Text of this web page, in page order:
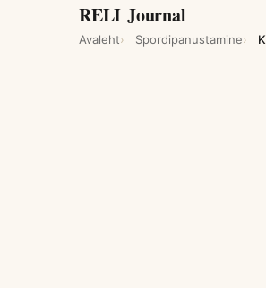
RELI Journal
Avaleht Spordipanustamine